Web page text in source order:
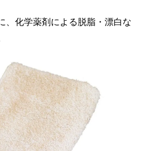
、化学薬剤による脱脂・漂白な